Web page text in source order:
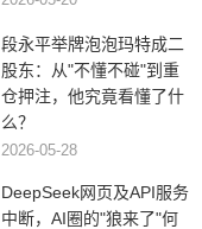
段永平举牌泡泡玛特成二
股东：从"不懂不碰"到重
仓押注，他究竟看懂了什
么？
2026-05-28
DeepSeek网页及API服务
中断，AI圈的"狼来了"何